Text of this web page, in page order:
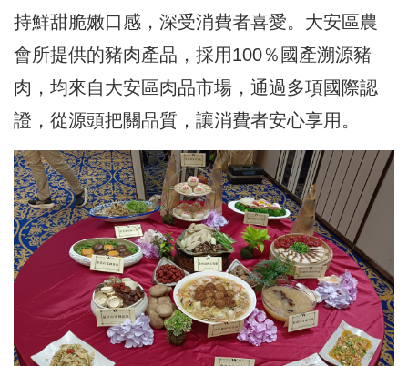
持鮮甜脆嫩口感，深受消費者喜愛。大安區農
會所提供的豬肉產品，採用100％國產溯源豬
肉，均來自大安區肉品市場，通過多項國際認
證，從源頭把關品質，讓消費者安心享用。